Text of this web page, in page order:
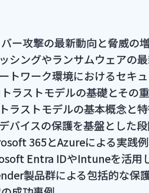
ー攻撃の最新動向と脅威の
シングやランサムウェアの
トワーク環境におけるセキ
ラストモデルの基礎とその
ラストモデルの基本概念と
バイスの保護を基盤とした
365とAzureによる実践例
Entra IDやIntuneを活用
製品群による包括的な保